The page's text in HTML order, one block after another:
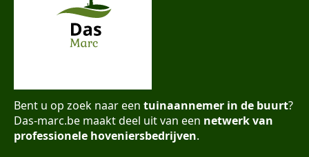
Bent u op zoek naar een tuinaannemer in de buurt?
Das-marc.be maakt deel uit van een netwerk van
professionele hoveniersbedrijven.